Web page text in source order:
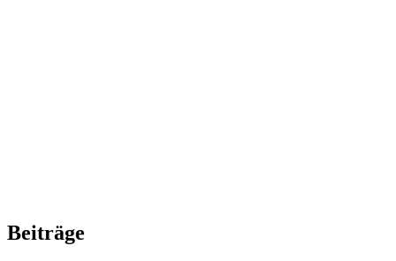
Beiträge